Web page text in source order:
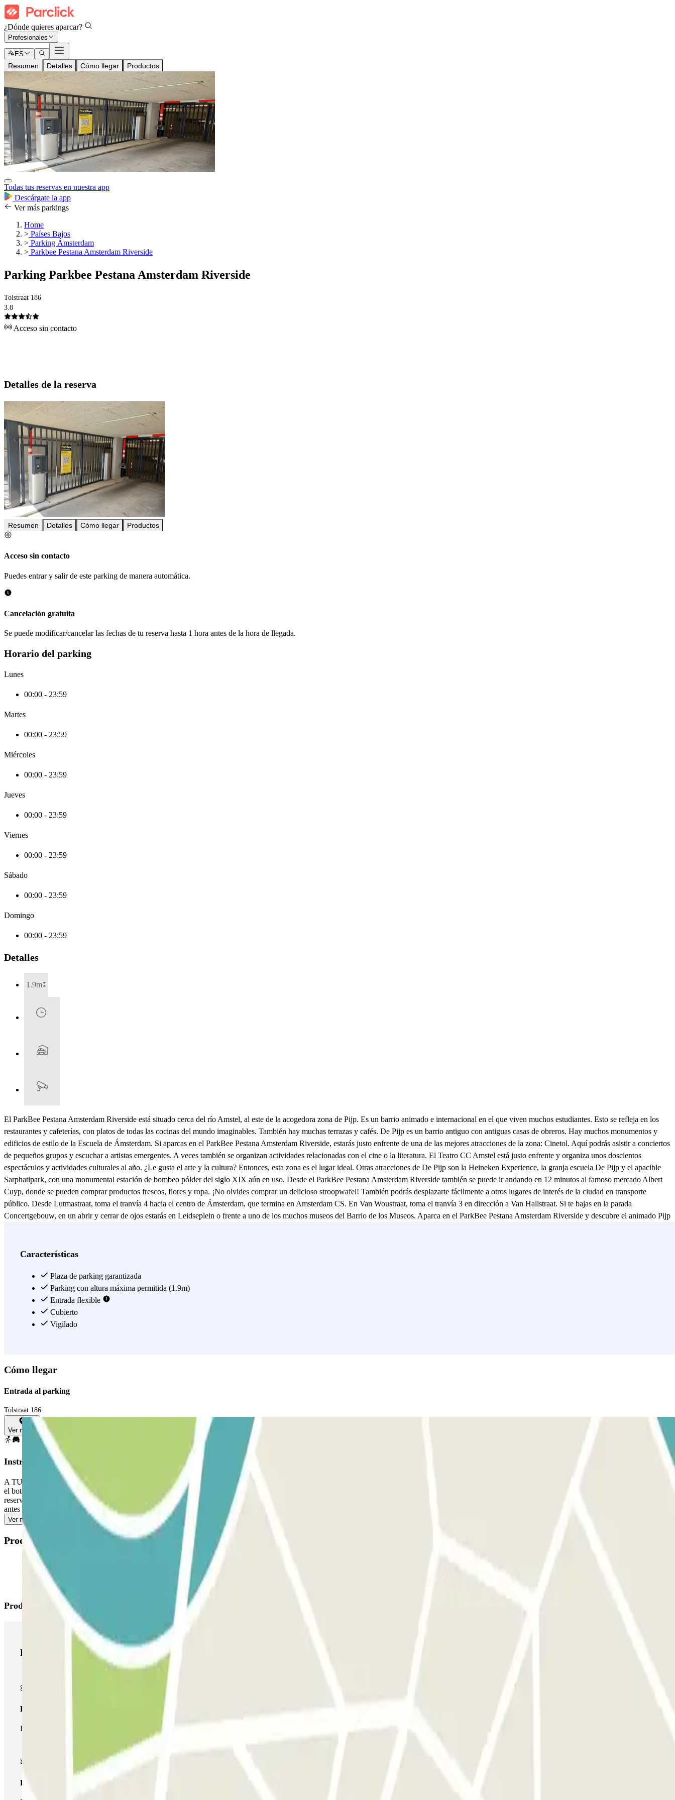
¿Dónde quieres aparcar?
Profesionales
ES
Resumen Detalles Cómo llegar Productos
Todas tus reservas en nuestra app
Descárgate la app
Ver más parkings
Home
> Países Bajos
> Parking Ámsterdam
> Parkbee Pestana Amsterdam Riverside
Parking Parkbee Pestana Amsterdam Riverside
Tolstraat 186
3.8
Acceso sin contacto
Detalles de la reserva
Resumen Detalles Cómo llegar Productos
Acceso sin contacto
Puedes entrar y salir de este parking de manera automática.
Cancelación gratuita
Se puede modificar/cancelar las fechas de tu reserva hasta 1 hora antes de la hora de llegada.
Horario del parking
Lunes
00:00 - 23:59
Martes
00:00 - 23:59
Miércoles
00:00 - 23:59
Jueves
00:00 - 23:59
Viernes
00:00 - 23:59
Sábado
00:00 - 23:59
Domingo
00:00 - 23:59
Detalles
1.9m
El ParkBee Pestana Amsterdam Riverside está situado cerca del río Amstel, al este de la acogedora zona de Pijp. Es un barrio animado e internacional en el que viven muchos estudiantes. Esto se refleja en los
restaurantes y cafeterías, con platos de todas las cocinas del mundo imaginables. También hay muchas terrazas y cafés. De Pijp es un barrio antiguo con antiguas casas de obreros. Hay muchos monumentos y
edificios de estilo de la Escuela de Ámsterdam. Si aparcas en el ParkBee Pestana Amsterdam Riverside, estarás justo enfrente de una de las mejores atracciones de la zona: Cinetol. Aquí podrás asistir a conciertos
de pequeños grupos y escuchar a artistas emergentes. A veces también se organizan actividades relacionadas con el cine o la literatura. El Teatro CC Amstel está justo enfrente y organiza unos doscientos
espectáculos y actividades culturales al año. ¿Le gusta el arte y la cultura? Entonces, esta zona es el lugar ideal. Otras atracciones de De Pijp son la Heineken Experience, la granja escuela De Pijp y el apacible
Sarphatipark, con una monumental estación de bombeo pólder del siglo XIX aún en uso. Desde el ParkBee Pestana Amsterdam Riverside también se puede ir andando en 12 minutos al famoso mercado Albert
Cuyp, donde se pueden comprar productos frescos, flores y ropa. ¡No olvides comprar un delicioso stroopwafel! También podrás desplazarte fácilmente a otros lugares de interés de la ciudad en transporte
público. Desde Lutmastraat, toma el tranvía 4 hacia el centro de Ámsterdam, que termina en Amsterdam CS. En Van Woustraat, toma el tranvía 3 en dirección a Van Hallstraat. Si te bajas en la parada
Concertgebouw, en un abrir y cerrar de ojos estarás en Leidseplein o frente a uno de los muchos museos del Barrio de los Museos. Aparca en el ParkBee Pestana Amsterdam Riverside y descubre el animado Pijp
Características
Plaza de parking garantizada
Parking con altura máxima permitida (1.9m)
Entrada flexible
Cubierto
Vigilado
Cómo llegar
Entrada al parking
Tolstraat 186
Ver mapa
Instrucciones
A TU LLEGADA: Desde la app o a través del enlace que encontrarás en tu reserva, utiliza el botón que te proporcionamos para abrir la entrada. Asegurate de estar en frente de la entrada correcta antes de activar
el botón. A TU SALIDA: Una vez realizada la entrada se te habilitará el botón para abrir la salida y las puertas peatonales, el proceso es el mismo que para la entrada. Tendrás 15 min adicionales al finalizar tu
reserva para poder salir del aparcamiento. Si excedes el tiempo reservado y los 15 min extra, deberás abonar el importe adicional a través de la app o del enlace que encontrarás en tu reserva. Recuerda hacerlo
antes de dirigirte hacia la salida para evitar colas.
Ver más
Productos disponibles
Productos de Parclick
Productos de Parclick
Pase básico
Durante tu estancia podrás entrar y salir una única vez al parking
Pase multiparking